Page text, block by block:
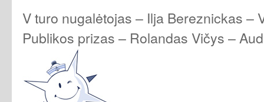
V turo nugalėtojas – Ilja Bereznickas –
Publikos prizas – Rolandas Vičys –